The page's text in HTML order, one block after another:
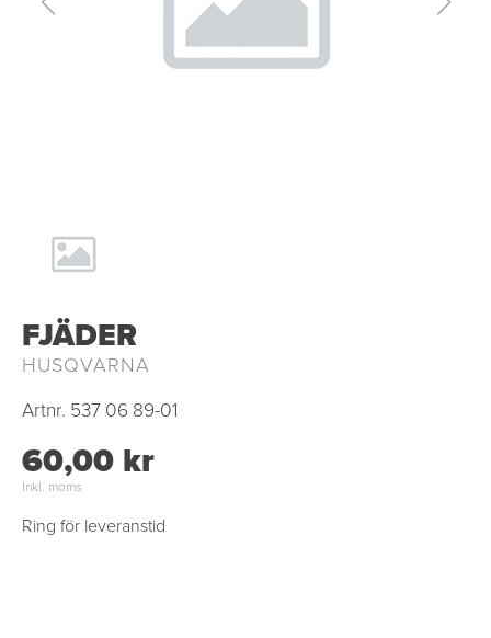
FJÄDER
HUSQVARNA
Artnr. 537 06 89-01
60,00 kr
Inkl. moms
Ring för leveranstid